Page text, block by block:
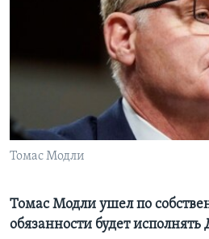
Learning English
СОЦИАЛЬНЫЕ СЕТИ
Языки
Томас Модли
Томас Модли ушел по
обязанности будет